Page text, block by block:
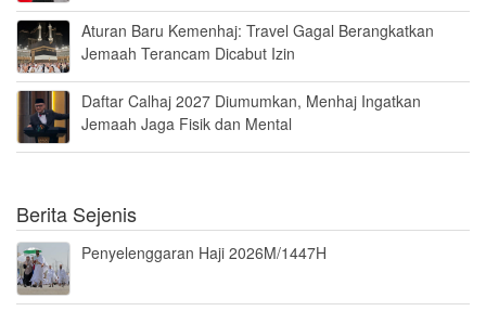
Aturan Baru Kemenhaj: Travel Gagal Berangkatkan
Jemaah Terancam Dicabut Izin
Daftar Calhaj 2027 Diumumkan, Menhaj Ingatkan
Jemaah Jaga Fisik dan Mental
Berita Sejenis
Penyelenggaran Haji 2026M/1447H